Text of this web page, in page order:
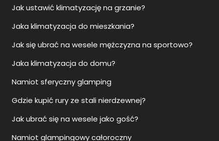
Jak ustawić klimatyzację na grzanie?
Jaka klimatyzacja do mieszkania?
Jak się ubrać na wesele mężczyzna na sportowo?
Jaka klimatyzacja do domu?
Namiot sferyczny glamping
Gdzie kupić rury ze stali nierdzewnej?
Jak ubrać się na wesele jako gość?
Namiot glampingowy całoroczny